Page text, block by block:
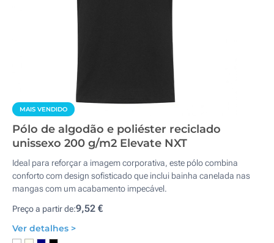
MAIS VENDIDO
Pólo de algodão e poliéster reciclado
unissexo 200 g/m2 Elevate NXT
Ideal para reforçar a imagem corporativa, este pólo combina
conforto com design sofisticado que inclui bainha canelada nas
mangas com um acabamento impecável.
Preço a partir de:9,52 €
Ver detalhes >